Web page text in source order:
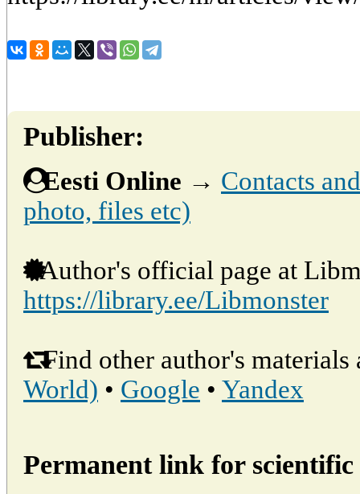
Publisher:
Eesti Online → Contacts
photo, files etc)
Author's official page at
https://library.ee/Libmonster
Find other author's materials
World) • Google • Yandex
Permanent link for